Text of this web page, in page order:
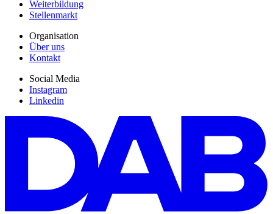
Weiterbildung
Stellenmarkt
Organisation
Über uns
Kontakt
Social Media
Instagram
Linkedin